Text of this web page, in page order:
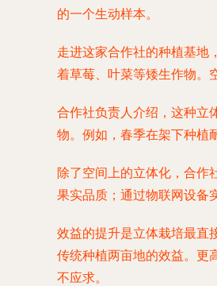
的一个生动样本。
走进这家合作社的种植基地
着草莓、叶菜等矮生作物。
合作社负责人介绍，这种立
物。例如，春季在架下种植
除了空间上的立体化，合作
果实品质；通过物联网设备
效益的提升是立体栽培最直
传统种植两亩地的效益。更
不应求。